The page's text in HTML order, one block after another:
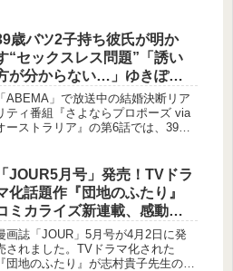
ピソードを語りました。30代でおば
ちゃんになった女性たちの壮絶な人
にも迫り、人間の多様な愛の形と欲
を浮き彫りにしています。
歳バツ2子持ち彼氏が明か
“セックスレス問題”「誘い
が分からない…」ゆきぽよ
の“仲直り術”にスタジオ共感
『さよならプロポーズ viaオ
ストラリア』第6話
「ABEMA」で放送中の結婚決断リア
ティ番組『さよならプロポーズ via
ーストラリア』の第6話では、39歳
が描かれました。ゆきぽよの提案する
ンプルな仲直り術にスタジオ陣も共
感。愛の表現と関係修復のヒントを探
ます。
「JOUR5月号」発売！TVドラ
化話題作『団地のふたり』
ミカライズ新連載、感動の
終回、そしてクライマック
を迎える注目作たち
画誌「JOUR」5月号が4月2日に発
されました。TVドラマ化された
『団地のふたり』が志村貴子先生の手